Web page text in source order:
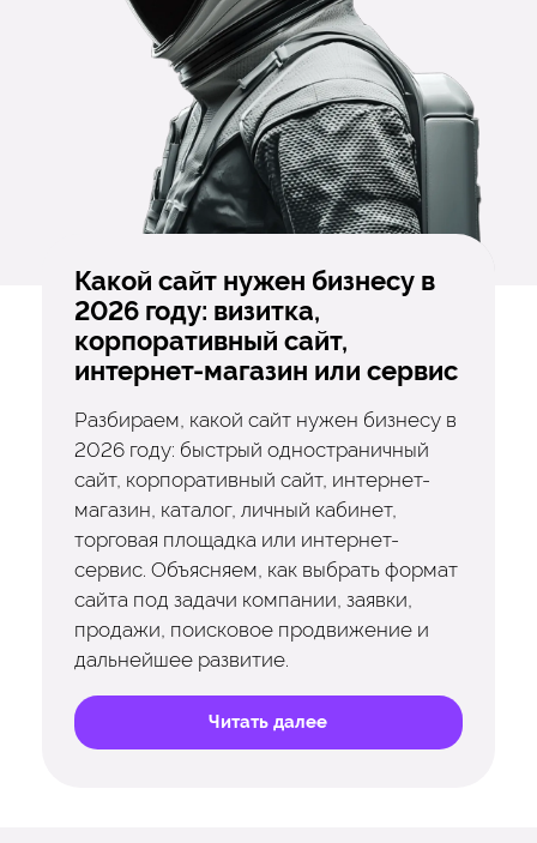
Какой сайт нужен бизнесу в
2026 году: визитка,
корпоративный сайт,
интернет-магазин или сервис
Разбираем, какой сайт нужен бизнесу в
2026 году: быстрый одностраничный
сайт, корпоративный сайт, интернет-
магазин, каталог, личный кабинет,
торговая площадка или интернет-
сервис. Объясняем, как выбрать формат
сайта под задачи компании, заявки,
продажи, поисковое продвижение и
дальнейшее развитие.
Читать далее